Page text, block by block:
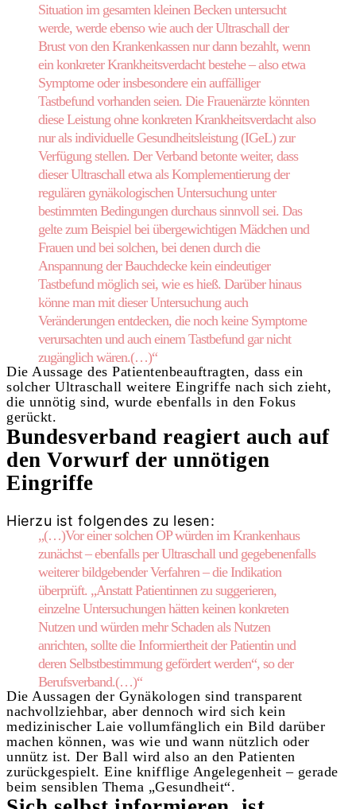
Situation im gesamten kleinen Becken untersucht
werde, werde ebenso wie auch der Ultraschall der
Brust von den Krankenkassen nur dann bezahlt, wenn
ein konkreter Krankheitsverdacht bestehe – also etwa
Symptome oder insbesondere ein auffälliger
Tastbefund vorhanden seien. Die Frauenärzte könnten
diese Leistung ohne konkreten Krankheitsverdacht also
nur als individuelle Gesundheitsleistung (IGeL) zur
Verfügung stellen. Der Verband betonte weiter, dass
dieser Ultraschall etwa als Komplementierung der
regulären gynäkologi­schen Untersuchung unter
bestimmten Bedingungen durchaus sinnvoll sei. Das
gelte zum Beispiel bei über­gewichtigen Mädchen und
Frauen und bei solchen, bei denen durch die
Anspannung der Bauchdecke kein eindeutiger
Tastbefund möglich sei, wie es hieß. Darüber hinaus
könne man mit dieser Untersuchung auch
Veränderungen entdecken, die noch keine Sympto­me
verursachten und auch einem Tastbefund gar nicht
zugänglich wären.(…)“
Die Aussage des Patientenbeauftragten, dass ein
solcher Ultraschall weitere Eingriffe nach sich zieht,
die unnötig sind, wurde ebenfalls in den Fokus
gerückt.
Bundesverband reagiert auch auf
den Vorwurf der unnötigen
Eingriffe
Hierzu ist folgendes zu lesen:
„(…)Vor einer solchen OP würden im Krankenhaus
zunächst – ebenfalls perUltraschall und gegebenenfalls
weiterer bildgebender Verfahren – die Indikation
überprüft. „Anstatt Patientinnen zu suggerieren,
einzelne Untersuchungen hätten keinen konkreten
Nutzen und würden mehr Schaden als Nutzen
anrichten, sollte die Informiertheit der Patientin und
deren Selbstbestimmung gefördert werden“, so der
Berufsverband.(…)“
Die Aussagen der Gynäkologen sind transparent
nachvollziehbar, aber dennoch wird sich kein
medizinischer Laie vollumfänglich ein Bild darüber
machen können, was wie und wann nützlich oder
unnütz ist. Der Ball wird also an den Patienten
zurückgespielt. Eine knifflige Angelegenheit – gerade
beim sensiblen Thema „Gesundheit“.